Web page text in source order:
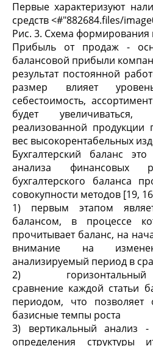
Первые характеризуют
средств <#"882684.files/
Рис. 3. Схема
Прибыль от продаж -
балансовой прибыли
результат постоянной
размер влияет
себестоимость,
будет
реализованной продукции
вес высокорентабельных
Бухгалтерский баланс
анализа финансовых
бухгалтерского баланса
совокупности методов [19,
1) первым этапом
балансом, в процессе
прочитывает баланс, на
внимание на
анализируемый период в
2) горизонтальный
сравнение каждой статьи
периодом, что позволяет
базисные темпы роста
3) вертикальный анализ
определения структуры